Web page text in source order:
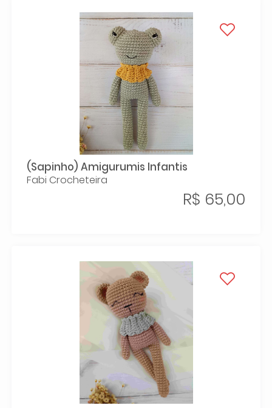
(Sapinho) Amigurumis Infantis
Fabi Crocheteira
R$ 65,00